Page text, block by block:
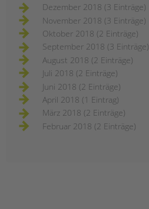
Dezember 2018 (3 Einträge)
November 2018 (3 Einträge)
Oktober 2018 (2 Einträge)
September 2018 (3 Einträge)
August 2018 (2 Einträge)
Juli 2018 (2 Einträge)
Juni 2018 (2 Einträge)
April 2018 (1 Eintrag)
März 2018 (2 Einträge)
Februar 2018 (2 Einträge)